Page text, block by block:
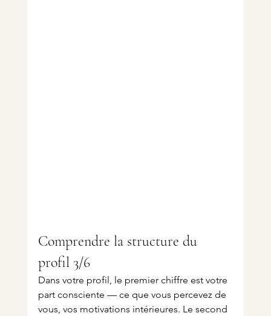
Comprendre la structure du
profil 3/6
Dans votre profil, le premier chiffre est votre
part consciente — ce que vous percevez de
vous, vos motivations intérieures. Le second